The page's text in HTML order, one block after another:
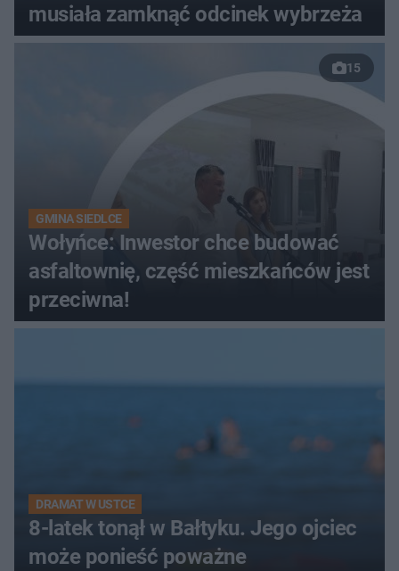
musiała zamknąć odcinek wybrzeża
15
GMINA SIEDLCE
Wołyńce: Inwestor chce budować
asfaltownię, część mieszkańców jest
przeciwna!
DRAMAT W USTCE
8-latek tonął w Bałtyku. Jego ojciec
może ponieść poważne